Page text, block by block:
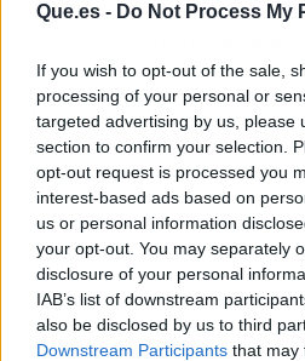
Que.es - Do Not Process My
If you wish to opt-out of the sale,
processing of your personal or
targeted advertising by us, please
section to confirm your selection.
opt-out request is processed you
interest-based ads based on
us or personal information
your opt-out. You may separately
disclosure of your personal
IAB’s list of downstream
also be disclosed by us to third
Downstream Participants that may
Chile:Se presentará el próximo
están a la venta general a través
Su gira europea llegará
confirmadas el
26 de noviembre
Barcelonay el 28 de noviembre
Madrid.
Perú y México:El artista viene de
imponente presentación en el
Esto se suma a su gran inicio de
suelo mexicano con shows
Norte(Monterrey) yResuena